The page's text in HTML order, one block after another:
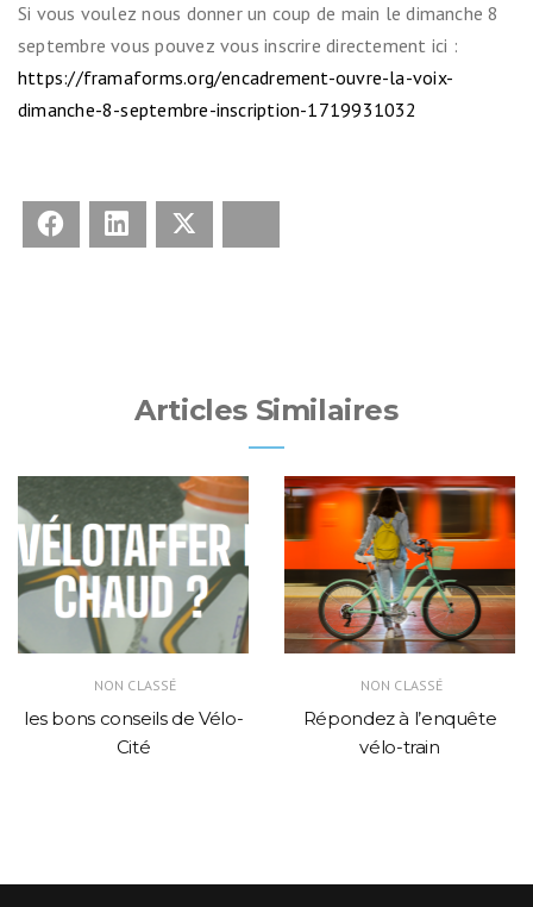
Si vous voulez nous donner un coup de main le dimanche 8
septembre vous pouvez vous inscrire directement ici :
https://framaforms.org/encadrement-ouvre-la-voix-
dimanche-8-septembre-inscription-1719931032
Facebook LinkedIn
Articles Similaires
NON CLASSÉ
les bons conseils de Vélo-
Cité
NON CLASSÉ
Répondez à l’enquête
vélo-train